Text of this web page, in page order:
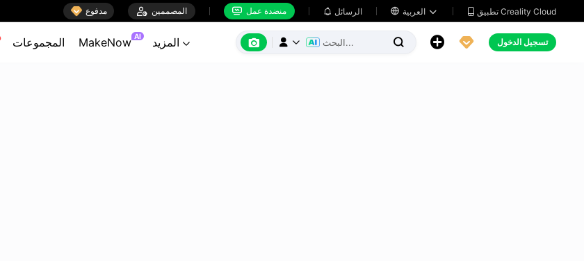
 مدفوع  المصممين  منضدة عمل  الرسائل    تطبيق Creality Cloud
المجموعات MakeNow AI
       تسجيل الدخول